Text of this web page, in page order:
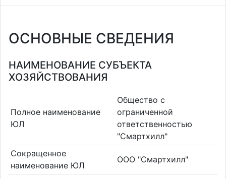
ОСНОВНЫЕ СВЕДЕНИЯ
НАИМЕНОВАНИЕ СУБЪЕКТА
ХОЗЯЙСТВОВАНИЯ
Полное наименование
ЮЛ
Общество с
ограниченной
ответственностью
"Смартхилл"
Сокращенное
наименование ЮЛ
ООО "Смартхилл"